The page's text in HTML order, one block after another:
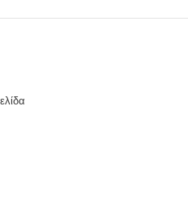
που χάνονται στον καιρό…
στο Λεοντάρι!